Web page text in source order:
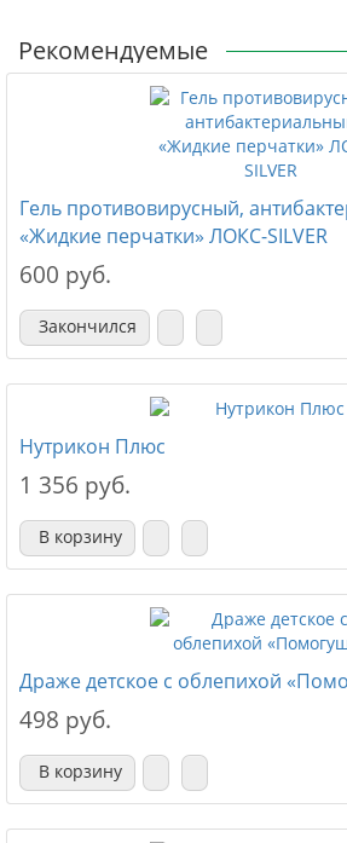
Рекомендуемые
Гель противовирусный,
«Жидкие перчатки» ЛОКС-SILVER
600 руб.
Закончился
Нутрикон Плюс
1 356 руб.
В корзину
Драже детское с облепихой
498 руб.
В корзину